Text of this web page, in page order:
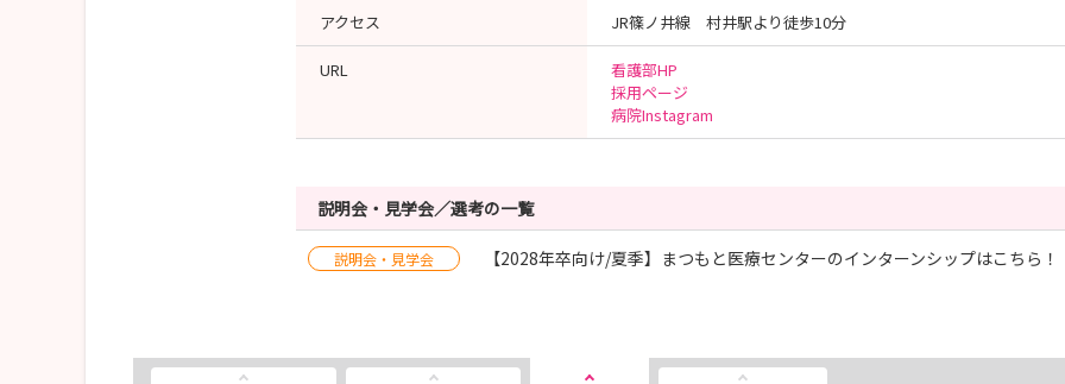
アクセス JR篠ノ井線 村井駅より徒歩10分
URL
看護部HP
採用ページ
病院Instagram
説明会・見学会／選考の一覧
説明会・見学会 【2028年卒向け/夏季】まつもと医療センターのインターンシップはこちら！